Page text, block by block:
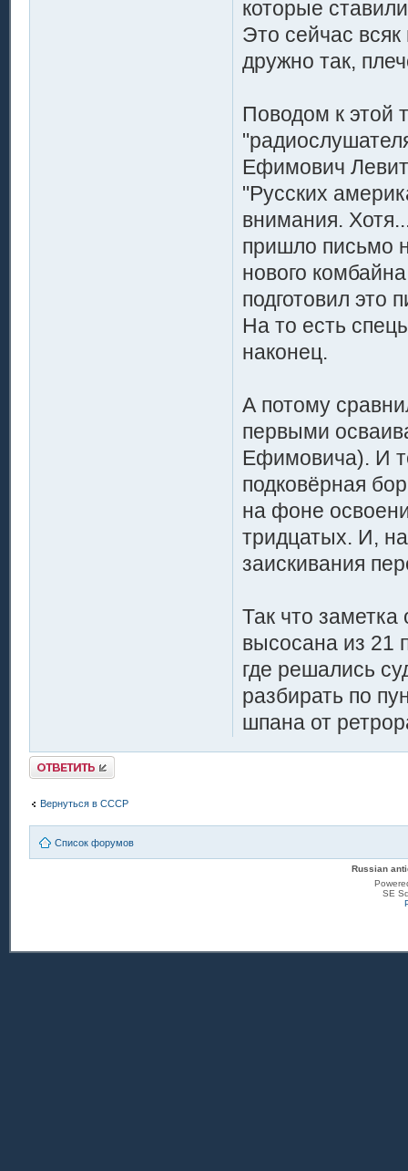
которые
Это сейчас
дружно так,
Поводом к этой
Ефимович
"Русских
внимания.
пришло письмо
нового
подготовил это
На то есть
наконец.
А потому
первыми
Ефимовича). И
подковёрная
на фоне
тридцатых. И,
заискивания
Так что
высосана из 21
где решались
разбирать по
шпана от
Ответить
Вернуться в СССР
Список форумов
Russian
SE